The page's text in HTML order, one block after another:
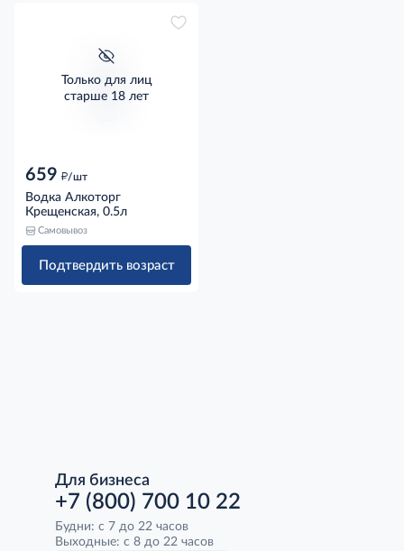
Только для лиц
старше 18 лет
659 д/шт
Водка Алкоторг
Крещенская, 0.5л
Самовывоз
Подтвердить возраст
Для бизнеса
+7 (800) 700 10 22
Будни: с 7 до 22 часов
Выходные: с 8 до 22 часов